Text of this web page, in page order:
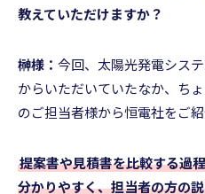
教えていただけますか？
榊様： 今回、太陽光発電シス
からいただいていたなか、ち
のご担当者様から恒電社をご
提案書や見積書を比較する過
分かりやすく、担当者の方の